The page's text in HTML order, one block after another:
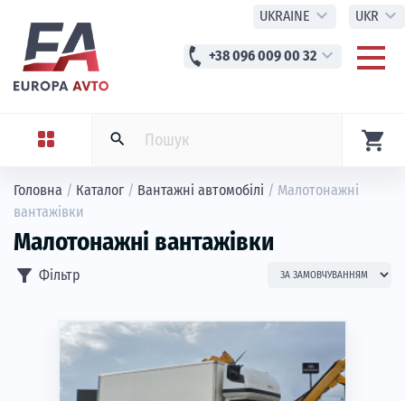
UKRAINE expand_more UKR expand_more
phone+38 096 009 00 32 expand_more
search shopping_cart
Головна / Каталог / Вантажні автомобілі / Малотонажні
вантажівки
Малотонажні вантажівки
filter_alt Фільтр